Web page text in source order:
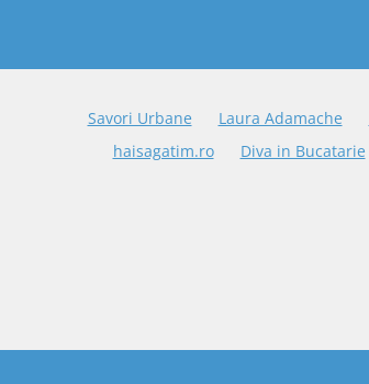
Savori Urbane Laura Adamache
haisagatim.ro
Diva in Bucatarie